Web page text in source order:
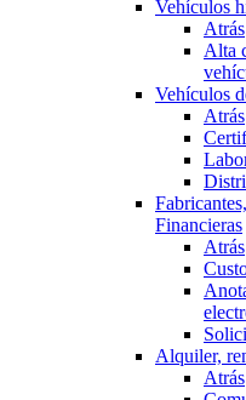
Vehículos
Atrás
Alta
Vehículos
Atrás
Financieras
Atrás
Alquiler,
Atrás